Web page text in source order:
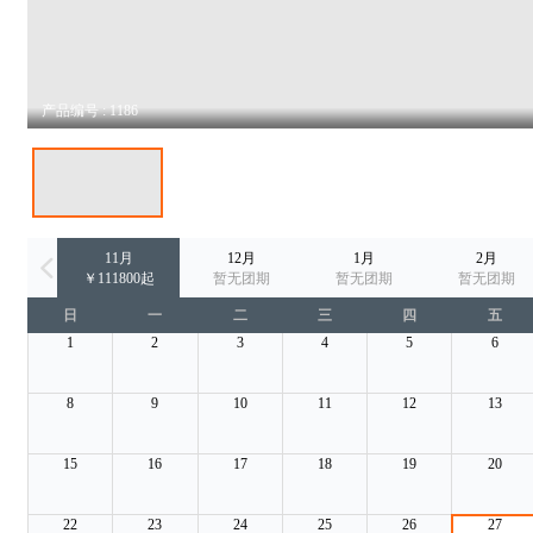
产品编号 : 1186
11月
￥111800起
12月
暂无团期
1月
暂无团期
2月
暂无团期
日 一 二 三 四 五
1
2 3 4 5 6
8 9 10 11 12 13
15 16 17 18 19 20
22 23 24 25 26
27